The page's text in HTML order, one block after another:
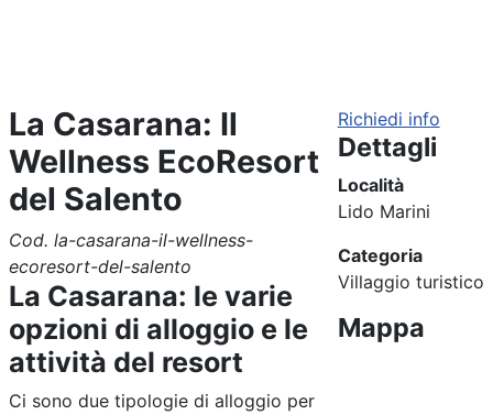
La Casarana: Il
Wellness EcoResort
del Salento
Cod. la-casarana-il-wellness-
ecoresort-del-salento
La Casarana: le varie
opzioni di alloggio e le
attività del resort
Ci sono due tipologie di alloggio per
Richiedi info
Dettagli
Località
Lido Marini
Categoria
Villaggio turistico
Mappa